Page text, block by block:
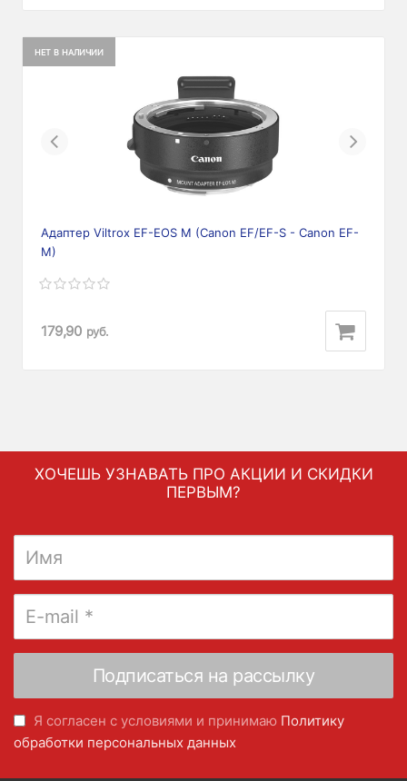
НЕТ В НАЛИЧИИ
Previous Next
Адаптер Viltrox EF-EOS M (Canon EF/EF-S - Canon EF-
M)
179,90 руб.
ХОЧЕШЬ УЗНАВАТЬ ПРО АКЦИИ И СКИДКИ
ПЕРВЫМ?
Я согласен с условиями и принимаю Политику
обработки персональных данных